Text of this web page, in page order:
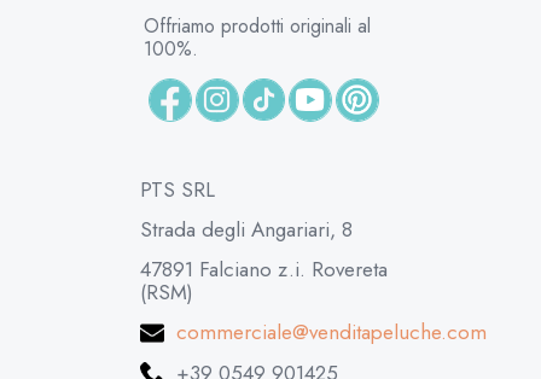
Offriamo prodotti originali al
100%.
PTS SRL
Strada degli Angariari, 8
47891 Falciano z.i. Rovereta
(RSM)
commerciale@venditapeluche.com
+39 0549 901425